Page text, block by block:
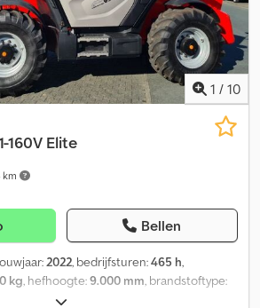
1 / 10
km
160V Elite
Bellen
2022, bedrijfsturen:465 h,
kg , hefhoogte:9.000 mm , brandstoftype:
, bouwhoogte: